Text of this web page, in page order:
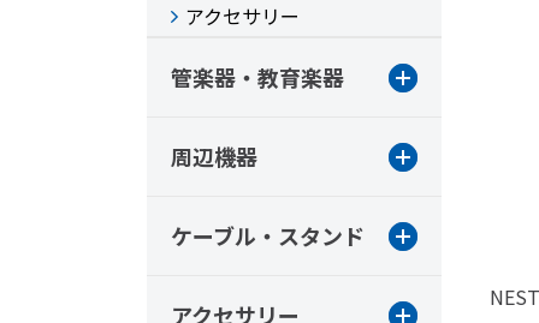
アクセサリー
管楽器・教育楽器
周辺機器
ケーブル・スタンド
アクセサリー